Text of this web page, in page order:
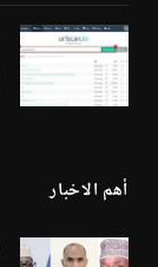
أهم الاخبار